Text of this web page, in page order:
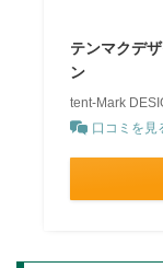
テンマクデ
ン
tent-Mark
口コミを見